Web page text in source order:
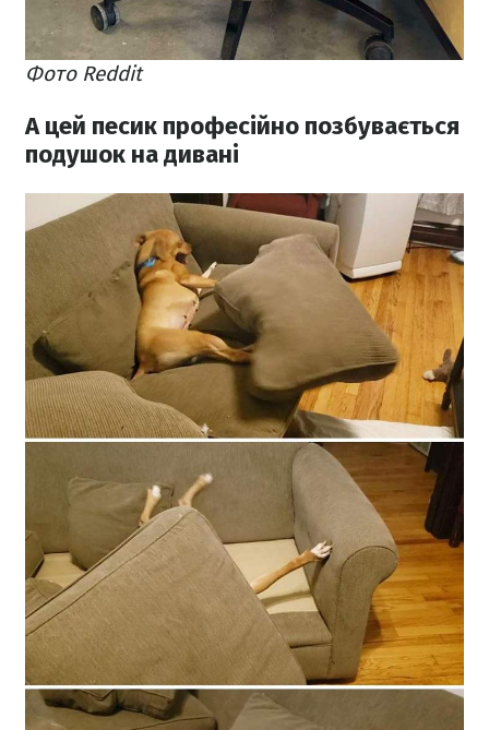
Фото Reddit
А цей песик професійно позбувається
подушок на дивані